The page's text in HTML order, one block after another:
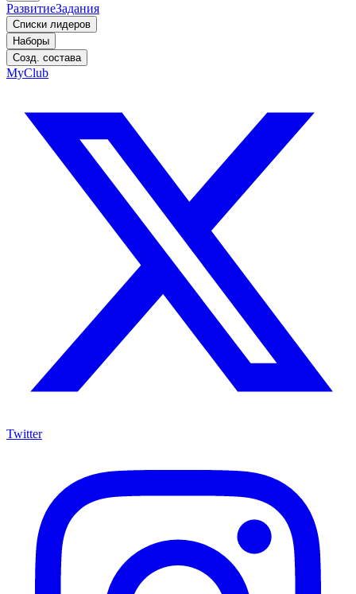
РазвитиеЗадания
Списки лидеров
Наборы
Созд. состава
MyClub
Twitter